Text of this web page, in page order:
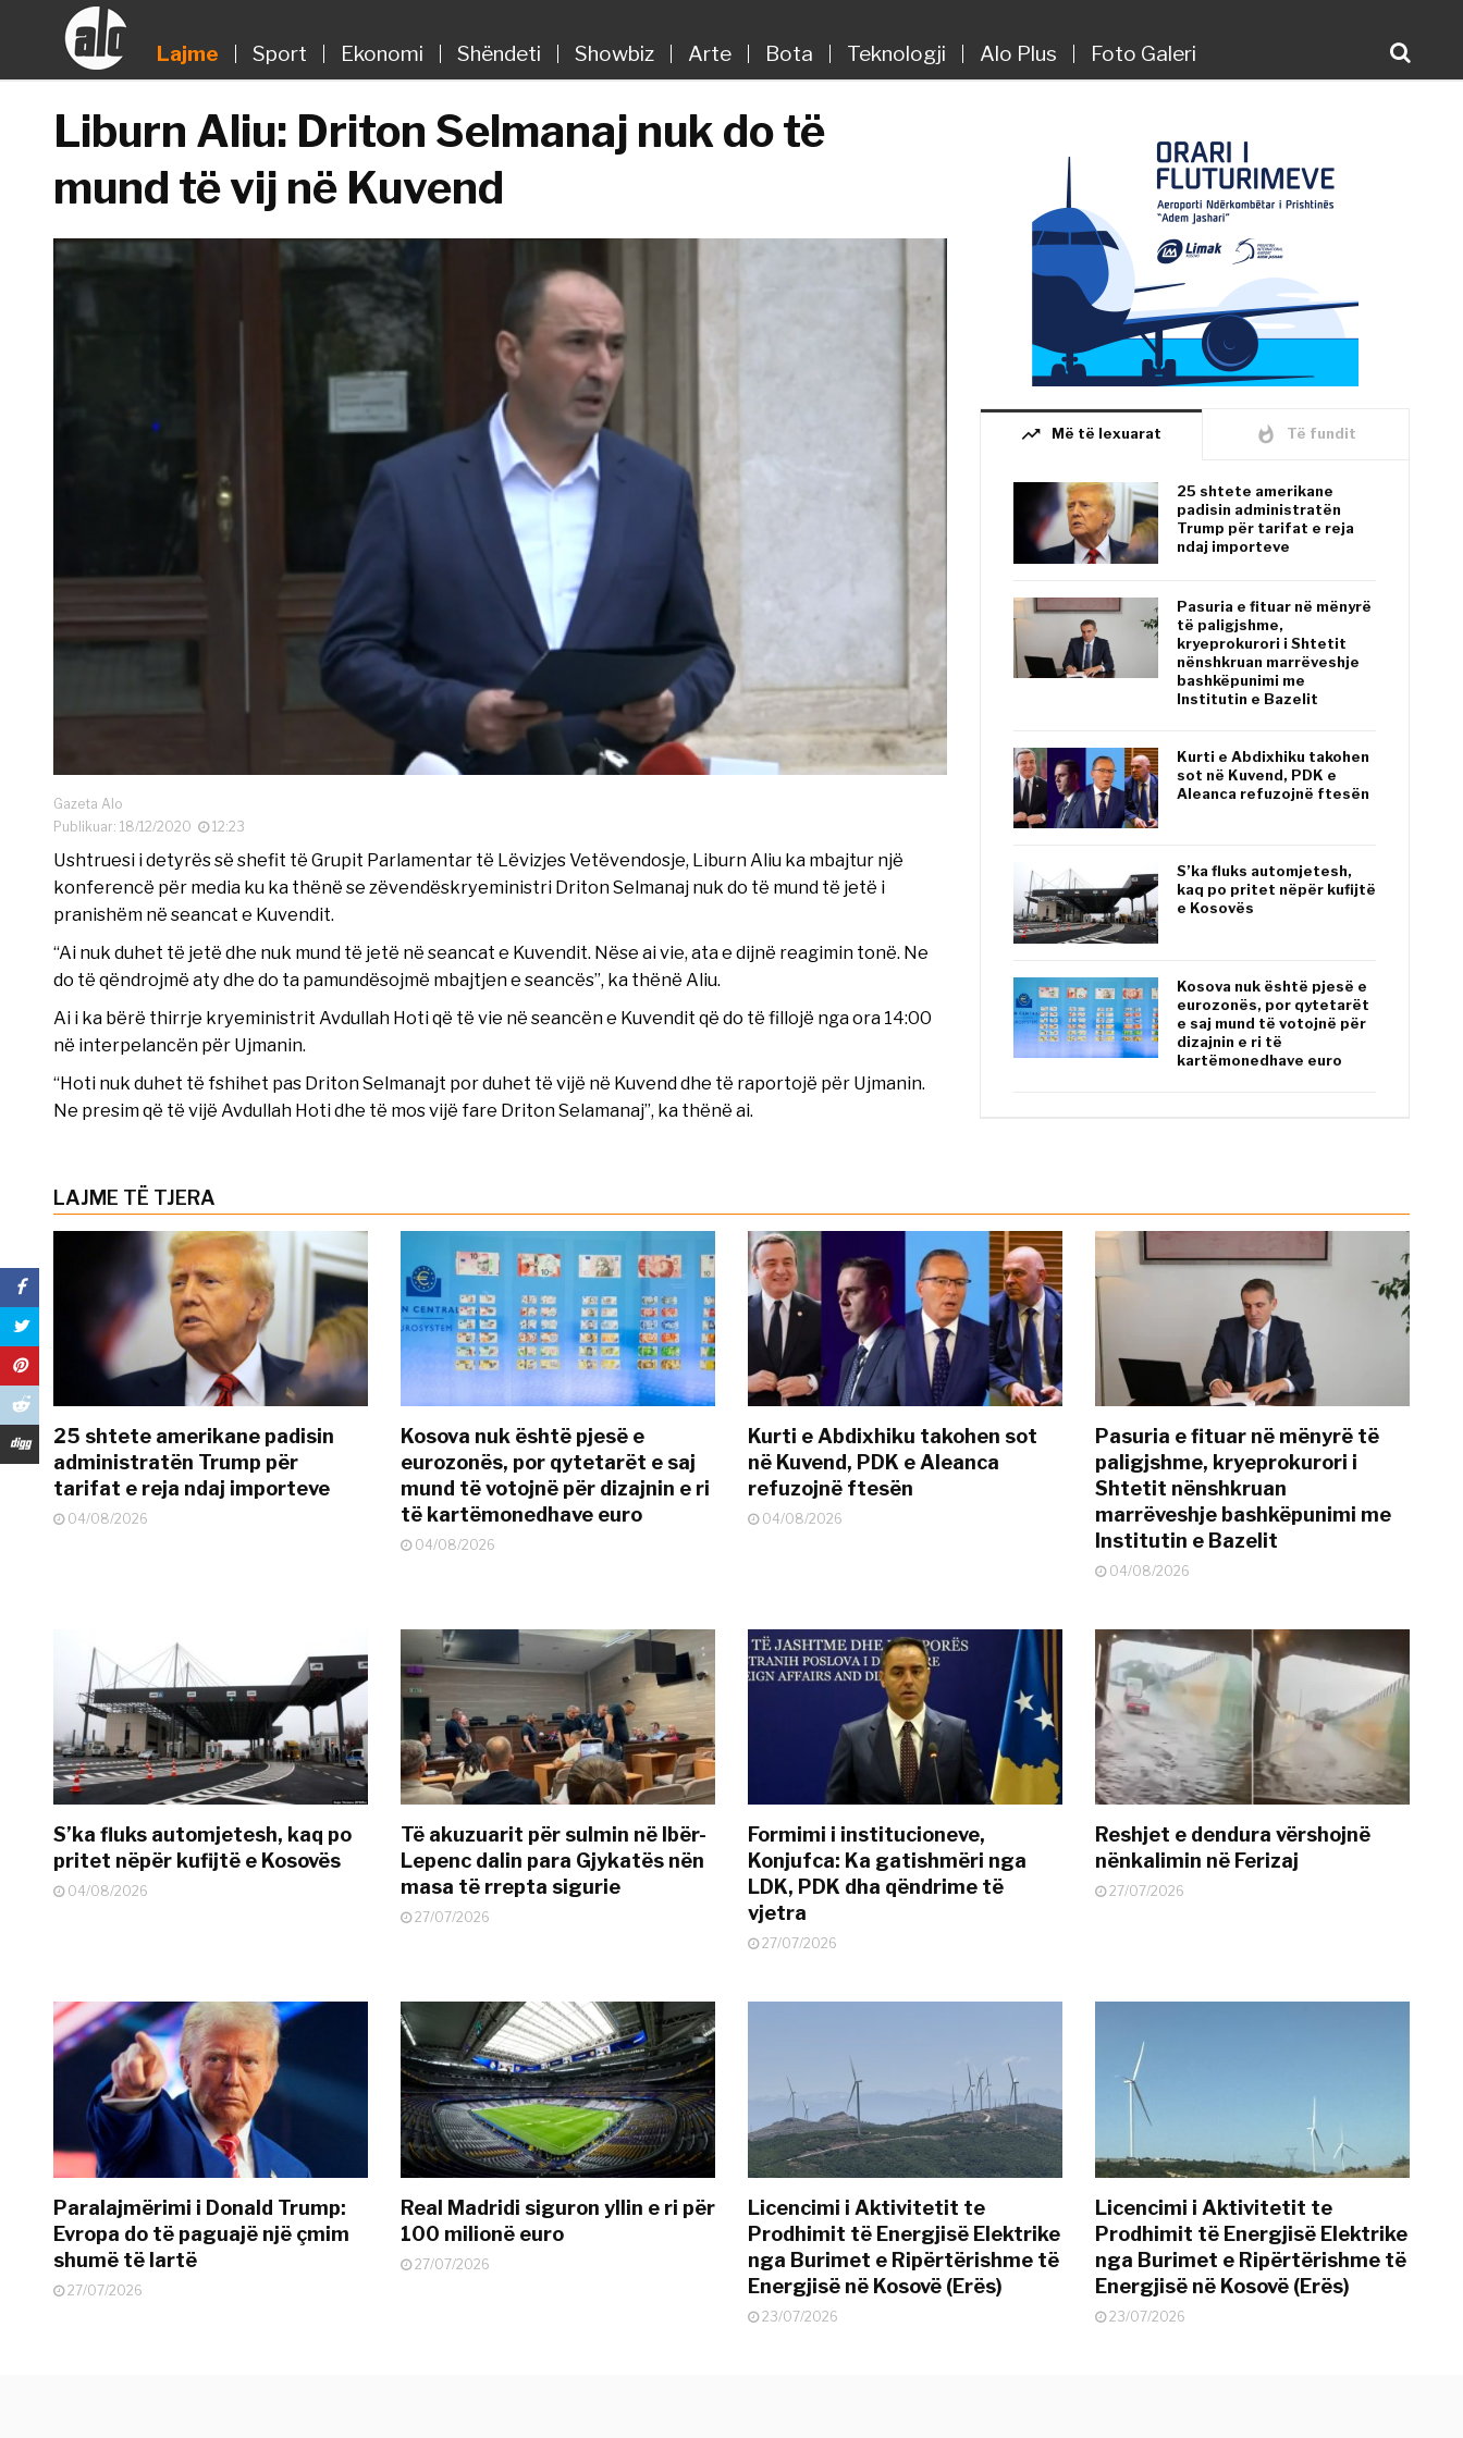
Lajme Sport Ekonomi Shëndeti Showbiz Arte Bota Teknologji Alo Plus Foto Galeri
Liburn Aliu: Driton Selmanaj nuk do të
mund të vij në Kuvend
Gazeta Alo
Publikuar: 18/12/2020
12:23
Ushtruesi i detyrës së shefit të Grupit Parlamentar të Lëvizjes Vetëvendosje, Liburn Aliu ka mbajtur një
konferencë për media ku ka thënë se zëvendëskryeministri Driton Selmanaj nuk do të mund të jetë i
pranishëm në seancat e Kuvendit.
“Ai nuk duhet të jetë dhe nuk mund të jetë në seancat e Kuvendit. Nëse ai vie, ata e dijnë reagimin tonë. Ne
do të qëndrojmë aty dhe do ta pamundësojmë mbajtjen e seancës”, ka thënë Aliu.
Ai i ka bërë thirrje kryeministrit Avdullah Hoti që të vie në seancën e Kuvendit që do të fillojë nga ora 14:00
në interpelancën për Ujmanin.
“Hoti nuk duhet të fshihet pas Driton Selmanajt por duhet të vijë në Kuvend dhe të raportojë për Ujmanin.
Ne presim që të vijë Avdullah Hoti dhe të mos vijë fare Driton Selamanaj”, ka thënë ai.
trending_up Më të lexuarat whatshot Të fundit
25 shtete amerikane
padisin administratën
Trump për tarifat e reja
ndaj importeve
Pasuria e fituar në mënyrë
të paligjshme,
kryeprokurori i Shtetit
nënshkruan marrëveshje
bashkëpunimi me
Institutin e Bazelit
Kurti e Abdixhiku takohen
sot në Kuvend, PDK e
Aleanca refuzojnë ftesën
S’ka fluks automjetesh,
kaq po pritet nëpër kufijtë
e Kosovës
Kosova nuk është pjesë e
eurozonës, por qytetarët
e saj mund të votojnë për
dizajnin e ri të
kartëmonedhave euro
LAJME TË TJERA
25 shtete amerikane padisin
administratën Trump për
tarifat e reja ndaj importeve
04/08/2026
Kosova nuk është pjesë e
eurozonës, por qytetarët e saj
mund të votojnë për dizajnin e ri
të kartëmonedhave euro
04/08/2026
Kurti e Abdixhiku takohen sot
në Kuvend, PDK e Aleanca
refuzojnë ftesën
04/08/2026
Pasuria e fituar në mënyrë të
paligjshme, kryeprokurori i
Shtetit nënshkruan
marrëveshje bashkëpunimi me
Institutin e Bazelit
04/08/2026
S’ka fluks automjetesh, kaq po
pritet nëpër kufijtë e Kosovës
04/08/2026
Të akuzuarit për sulmin në Ibër-
Lepenc dalin para Gjykatës nën
masa të rrepta sigurie
27/07/2026
Formimi i institucioneve,
Konjufca: Ka gatishmëri nga
LDK, PDK dha qëndrime të
vjetra
27/07/2026
Reshjet e dendura vërshojnë
nënkalimin në Ferizaj
27/07/2026
Paralajmërimi i Donald Trump:
Evropa do të paguajë një çmim
shumë të lartë
27/07/2026
Real Madridi siguron yllin e ri për
100 milionë euro
27/07/2026
Licencimi i Aktivitetit te
Prodhimit të Energjisë Elektrike
nga Burimet e Ripërtërishme të
Energjisë në Kosovë (Erës)
23/07/2026
Licencimi i Aktivitetit te
Prodhimit të Energjisë Elektrike
nga Burimet e Ripërtërishme të
Energjisë në Kosovë (Erës)
23/07/2026